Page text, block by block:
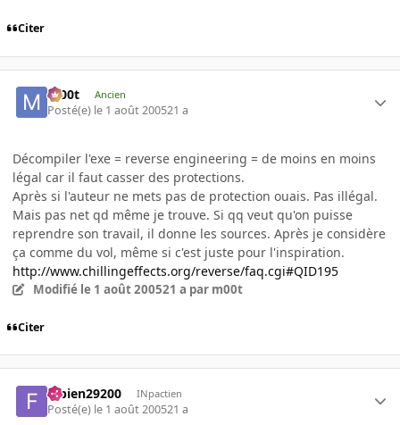
Citer
m00t Ancien
Posté(e) le 1 août 200521 a
Décompiler l'exe = reverse engineering = de moins en moins
légal car il faut casser des protections.
Après si l'auteur ne mets pas de protection ouais. Pas illégal.
Mais pas net qd même je trouve. Si qq veut qu'on puisse
reprendre son travail, il donne les sources. Après je considère
ça comme du vol, même si c'est juste pour l'inspiration.
http://www.chillingeffects.org/reverse/faq.cgi#QID195
Modifié le 1 août 200521 a par m00t
Citer
fabien29200 INpactien
Posté(e) le 1 août 200521 a